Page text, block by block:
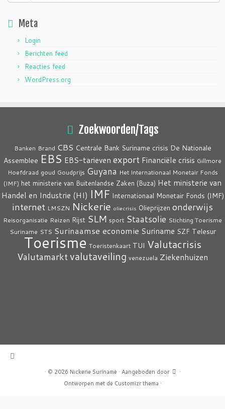
Meta
Login
Berichten feed
Reacties feed
WordPress.org
Zoekwoorden/Tags
Banken Brand CBS Centrale Bank Suriname crisis De Nationale
Assemblee EBS EBS-tarieven export Financiële crisis Gillmore
Hoefdraad goud Goudprijs Guyana Het Internationaal Monetair Fonds
(IMF) het ministerie van Buitenlandse Zaken (Buza) Het ministerie van
Handel en Industrie (HI) IMF Internationaal Monetair Fonds (IMF)
internet LMSZN Nickerie oliecrisis Olieprijzen onderwijs
Reisorganisatie Reizen Rijst SLM sport Staatsolie Stichting Toerisme
Suriname STS Surinaamse economie Suriname SZF Telesur
Toerisme Toeristenkaart TUI Valutacrisis
Valutamarktvalutaveiling venezuela Ziekenhuizen
· © 2026 Nickerie Suriname · Aangeboden door
·
Ontworpen met de Customizr thema ·